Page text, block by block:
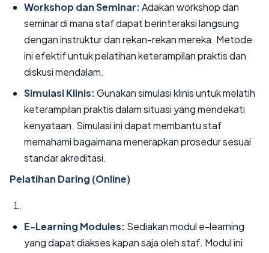
Workshop dan Seminar:Adakan workshop dan
seminar di mana staf dapat berinteraksi langsung
dengan instruktur dan rekan-rekan mereka. Metode
ini efektif untuk pelatihan keterampilan praktis dan
diskusi mendalam.
Simulasi Klinis:Gunakan simulasi klinis untuk melatih
keterampilan praktis dalam situasi yang mendekati
kenyataan. Simulasi ini dapat membantu staf
memahami bagaimana menerapkan prosedur sesuai
standar akreditasi.
Pelatihan Daring (Online)
E-Learning Modules: Sediakan modul e-learning
yang dapat diakses kapan saja oleh staf. Modul ini